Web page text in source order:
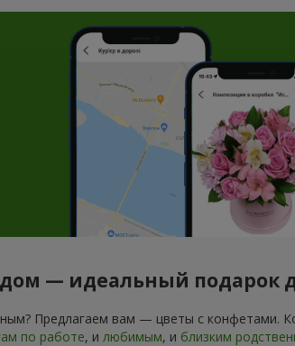
— идеальный подарок
Предлагаем вам — цветы с конфетами.
по работе, и любимым, и близким